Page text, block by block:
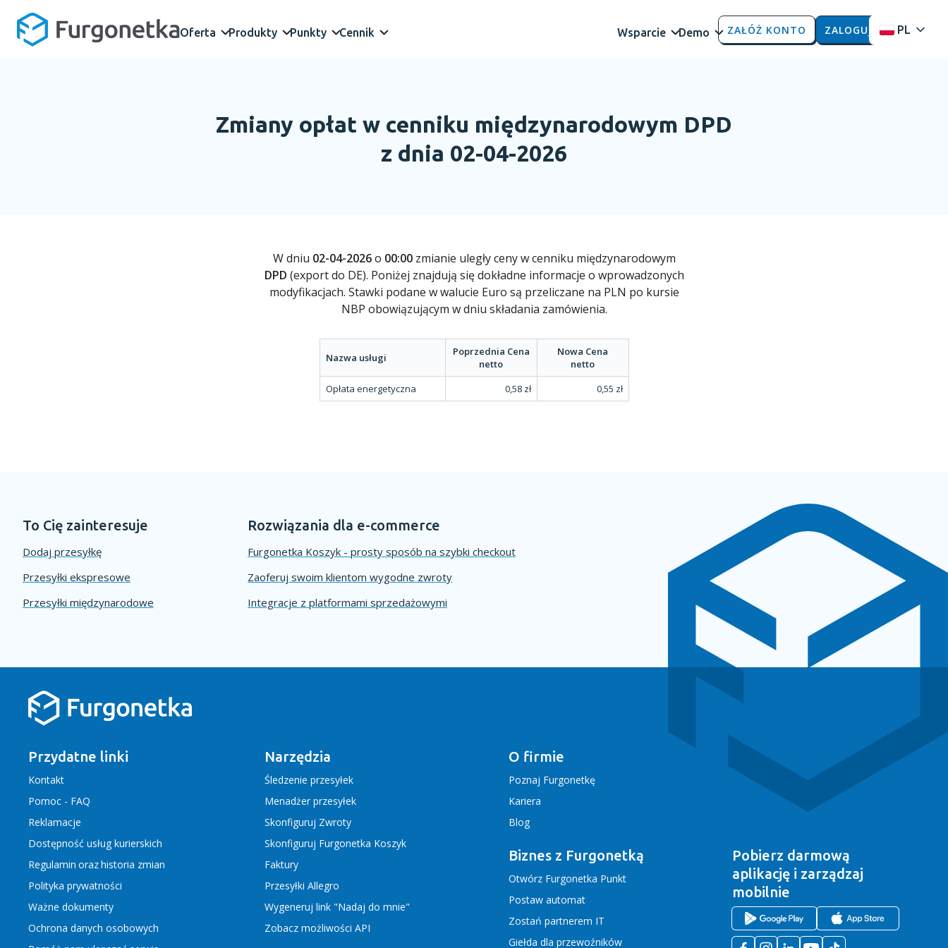
Oferta Produkty Punkty Cennik Wsparcie Demo ZAŁÓŻ KONTO ZALOGUJ PL
Zmiany opłat w cenniku międzynarodowym DPD
z dnia 02-04-2026
W dniu 02-04-2026o 00:00zmianie uległy ceny w cenniku międzynarodowym
DPD (export do DE). Poniżej znajdują się dokładne informacje o wprowadzonych
modyfikacjach. Stawki podane w walucie Euro są przeliczane na PLN po kursie
NBP obowiązującym w dniu składania zamówienia.
Nazwa usługi
Poprzednia Cena
netto
Nowa Cena
netto
Opłata energetyczna
0,58 zł 0,55 zł
To Cię zainteresuje
Dodaj przesyłkę
Przesyłki ekspresowe
Przesyłki międzynarodowe
Rozwiązania dla e-commerce
Furgonetka Koszyk - prosty sposób na szybki checkout
Zaoferuj swoim klientom wygodne zwroty
Integracje z platformami sprzedażowymi
Przydatne linki
Kontakt
Pomoc - FAQ
Reklamacje
Dostępność usług kurierskich
Regulamin orazhistoria zmian
Polityka prywatności
Ważne dokumenty
Ochrona danych osobowych
Narzędzia
Śledzenie przesyłek
Menadżer przesyłek
Skonfiguruj Zwroty
Skonfiguruj Furgonetka Koszyk
Faktury
Przesyłki Allegro
Wygeneruj link "Nadaj do mnie"
Zobacz możliwości API
O firmie
Poznaj Furgonetkę
Kariera
Blog
Biznes z Furgonetką
Otwórz Furgonetka Punkt
Postaw automat
Zostań partnerem IT
Giełda dla przewoźników
Pobierz darmową
aplikację i zarządzaj
mobilnie